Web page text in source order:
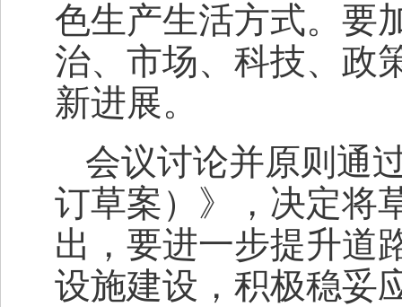
色生产生活方式。要
治、市场、科技、政
新进展。
会议讨论并原则通
订草案）》，决定将
出，要进一步提升道
设施建设，积极稳妥